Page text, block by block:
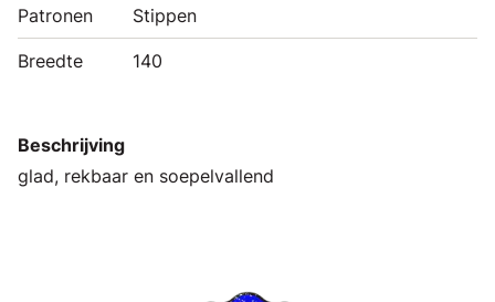
Patronen Stippen
Breedte 140
Beschrijving
glad, rekbaar en soepelvallend